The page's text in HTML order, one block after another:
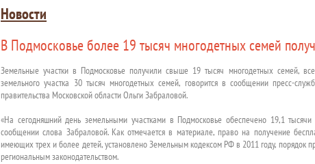
Новости
В Подмосковье более 19 тысяч многодетных семей
Земельные участки в Подмосковье получили свыше 19 тысяч многодетных семей,
земельного участка 30 тысяч многодетных семей, говорится в сообщении пресс-
правительства Московской области Ольги Забраловой.
«На сегодняшний день земельными участками в Подмосковье обеспечено 19,1
сообщении слова Забраловой. Как отмечается в материале, право на получение
имеющих трех и более детей, установлено Земельным кодексом РФ в 2011 году, порядок
региональным законодательством.